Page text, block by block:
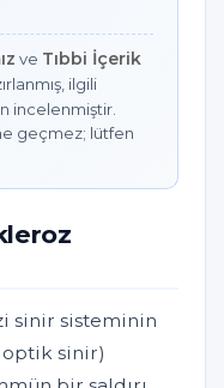
ve Tıbbi İçerik
ilgili
incelenmiştir.
geçmez; lütfen
sinir sisteminin
sinir)